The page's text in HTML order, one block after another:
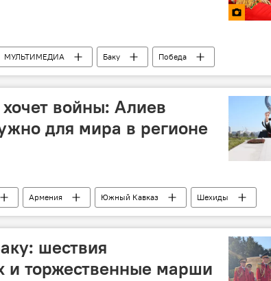
МУЛЬТИМЕДИА Баку
Победа
Шествие Война
войны: Алиев
для мира в регионе
Армения Южный Кавказ
Шехиды
Президент Парк военных трофеев
Карабах
шествия
и торжественные марши